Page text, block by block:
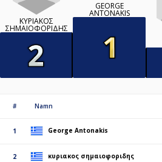
ΚΥΡΙΑΚΟΣ
ΣΗΜΑΙΟΦΟΡΙΔΗΣ
GEORGE
ANTONAKIS
# Namn
1 George Antonakis
2 κυριακος σημαιοφοριδης